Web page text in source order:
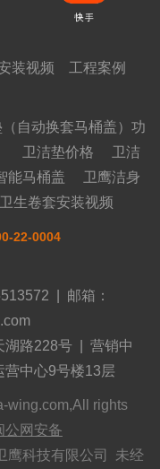
装视频
工程案例
（自动换套马桶盖）功
卫洁垫价格
卫洁
能马桶盖
卫鹰洁身
生卷套安装视频
22-0004
| 邮箱：
湖路228号 | 营销中
营中心9号楼13层
wing.com,All rights
公网安备
鹰科技有限公司 未经